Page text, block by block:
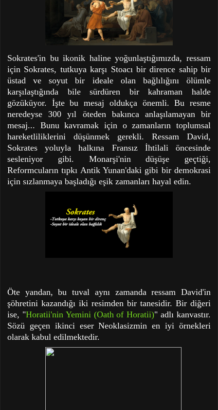
Sokrates'in bu ikonik haline yoğunlaştığımızda, ressam
için Sokrates, tutkuya karşı Stoacı bir dirence sahip bir
üstad ve soyut bir ideale olan bağlılığını ölümle
karşılaştığında bile sürdüren bir kahraman halde
gözüküyor. İşte bu mesaj oldukça önemli. Bu resme
neredeyse 300 yıl öteden bakınca anlaşılamayan bir
mesaj... Bunu kavramak için o zamanların toplumsal
hareketliliklerini düşünmek gerekli. Ressam David,
Sokrates yoluyla halkına Fransız İhtilali öncesinde
sesleniyor gibi. Monarşi'nin düşüşe geçtiği,
Reformcuların tıpkı Antik Yunan'daki gibi bir demokrasi
için sızlanmaya başladığı eşik zamanları hayal edin.
Öte yandan, bu tuval aynı zamanda ressam David'in
şöhretini kazandığı iki resimden bir tanesidir. Bir diğeri
ise, "Horatii'nin Yemini (Oath of Horatii)" adlı kanvastır.
Sözü geçen ikinci eser Neoklasizmin en iyi örnekleri
olarak kabul edilmektedir.